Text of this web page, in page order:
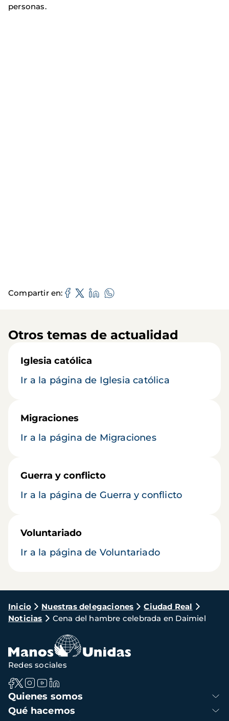
personas.
Compartir en
Otros temas de actualidad
Iglesia católica
Ir a la página de Iglesia católica
Migraciones
Ir a la página de Migraciones
Guerra y conflicto
Ir a la página de Guerra y conflicto
Voluntariado
Ir a la página de Voluntariado
Ruta
de
navegación
Inicio Nuestras delegaciones
Ciudad Real
Noticias
Cena del hambre celebrada en Daimiel
Navegación
principal
Quienes somos
Qué hacemos
Redes sociales